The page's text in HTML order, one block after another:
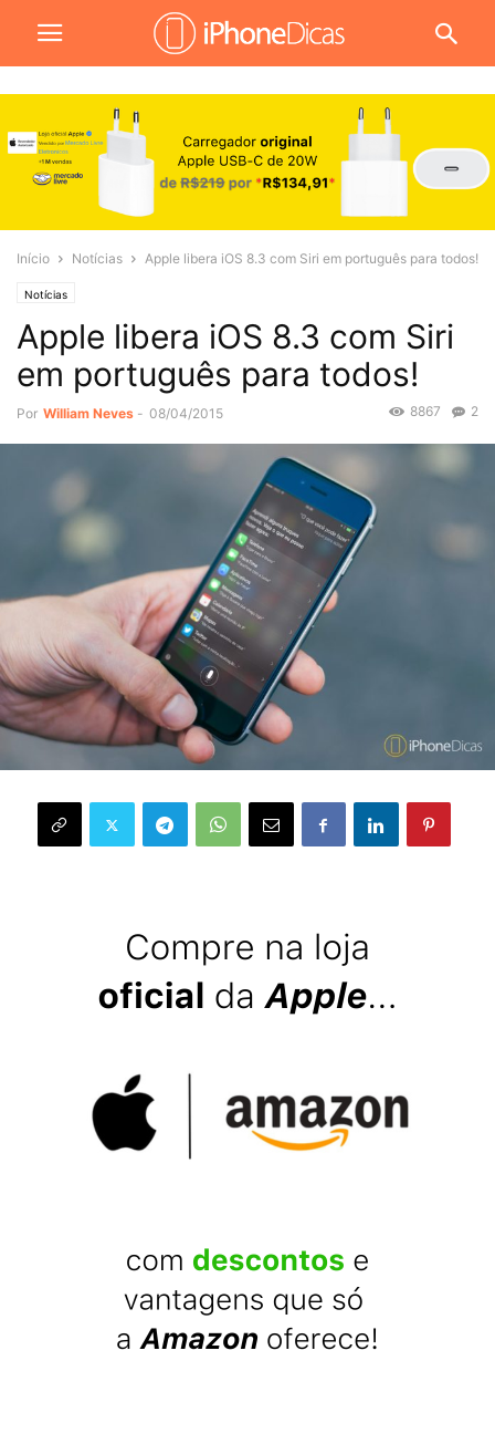
Início Notícias Apple libera iOS 8.3 com Siri em português para todos!
Notícias
Apple libera iOS 8.3 com Siri
em português para todos!
Por William Neves - 08/04/2015 2
8867